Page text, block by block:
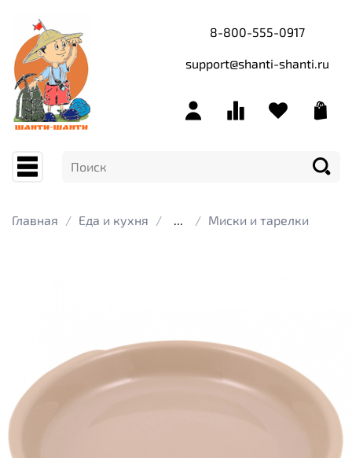
8-800-555-0917
support@shanti-shanti.ru
Главная Еда и кухня Миски и тарелки